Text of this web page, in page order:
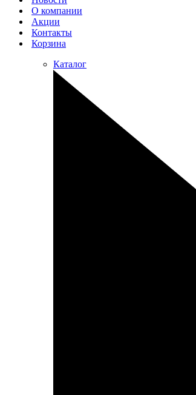
О компании
Акции
Контакты
Корзина
Каталог